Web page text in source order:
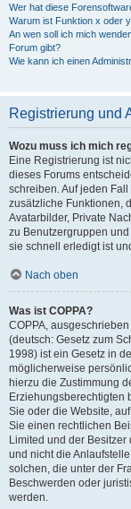
Wer hat diese
Warum ist Funktion x oder
An wen soll ich mich
Forum gibt?
Wie kann ich einen
Registrierung und
Wozu muss ich mich
Eine Registrierung ist
dieses Forums
schreiben. Auf jeden
zusätzliche Funktionen,
Avatarbilder, Private
zu Benutzergruppen
sie schnell erledigt ist
Nach oben
Was ist COPPA?
COPPA,
(deutsch: Gesetz zum
1998) ist ein Gesetz in
möglicherweise
hierzu die Zustimmung
Erziehungsberechtigten
Sie oder die Website,
Sie einen rechtlichen
Limited und der
und nicht die
solchen, die unter der
Beschwerden oder
werden.